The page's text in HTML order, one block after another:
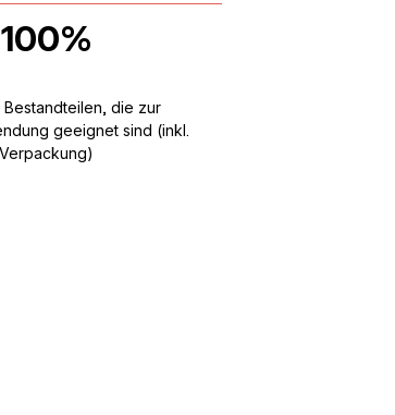
100%
Bestandteilen, die zur
geeignet sind (inkl.
Verpackung)